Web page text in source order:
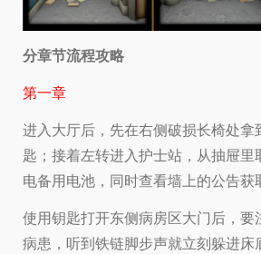
分章节流程攻略
第一章
进入大厅后，先在右侧破损长椅处
匙；接着左转进入护士站，从抽屉
电备用电池，同时查看墙上的公告获
使用钥匙打开东侧病房区大门后，
病患，听到铁链脚步声就立刻躲进床